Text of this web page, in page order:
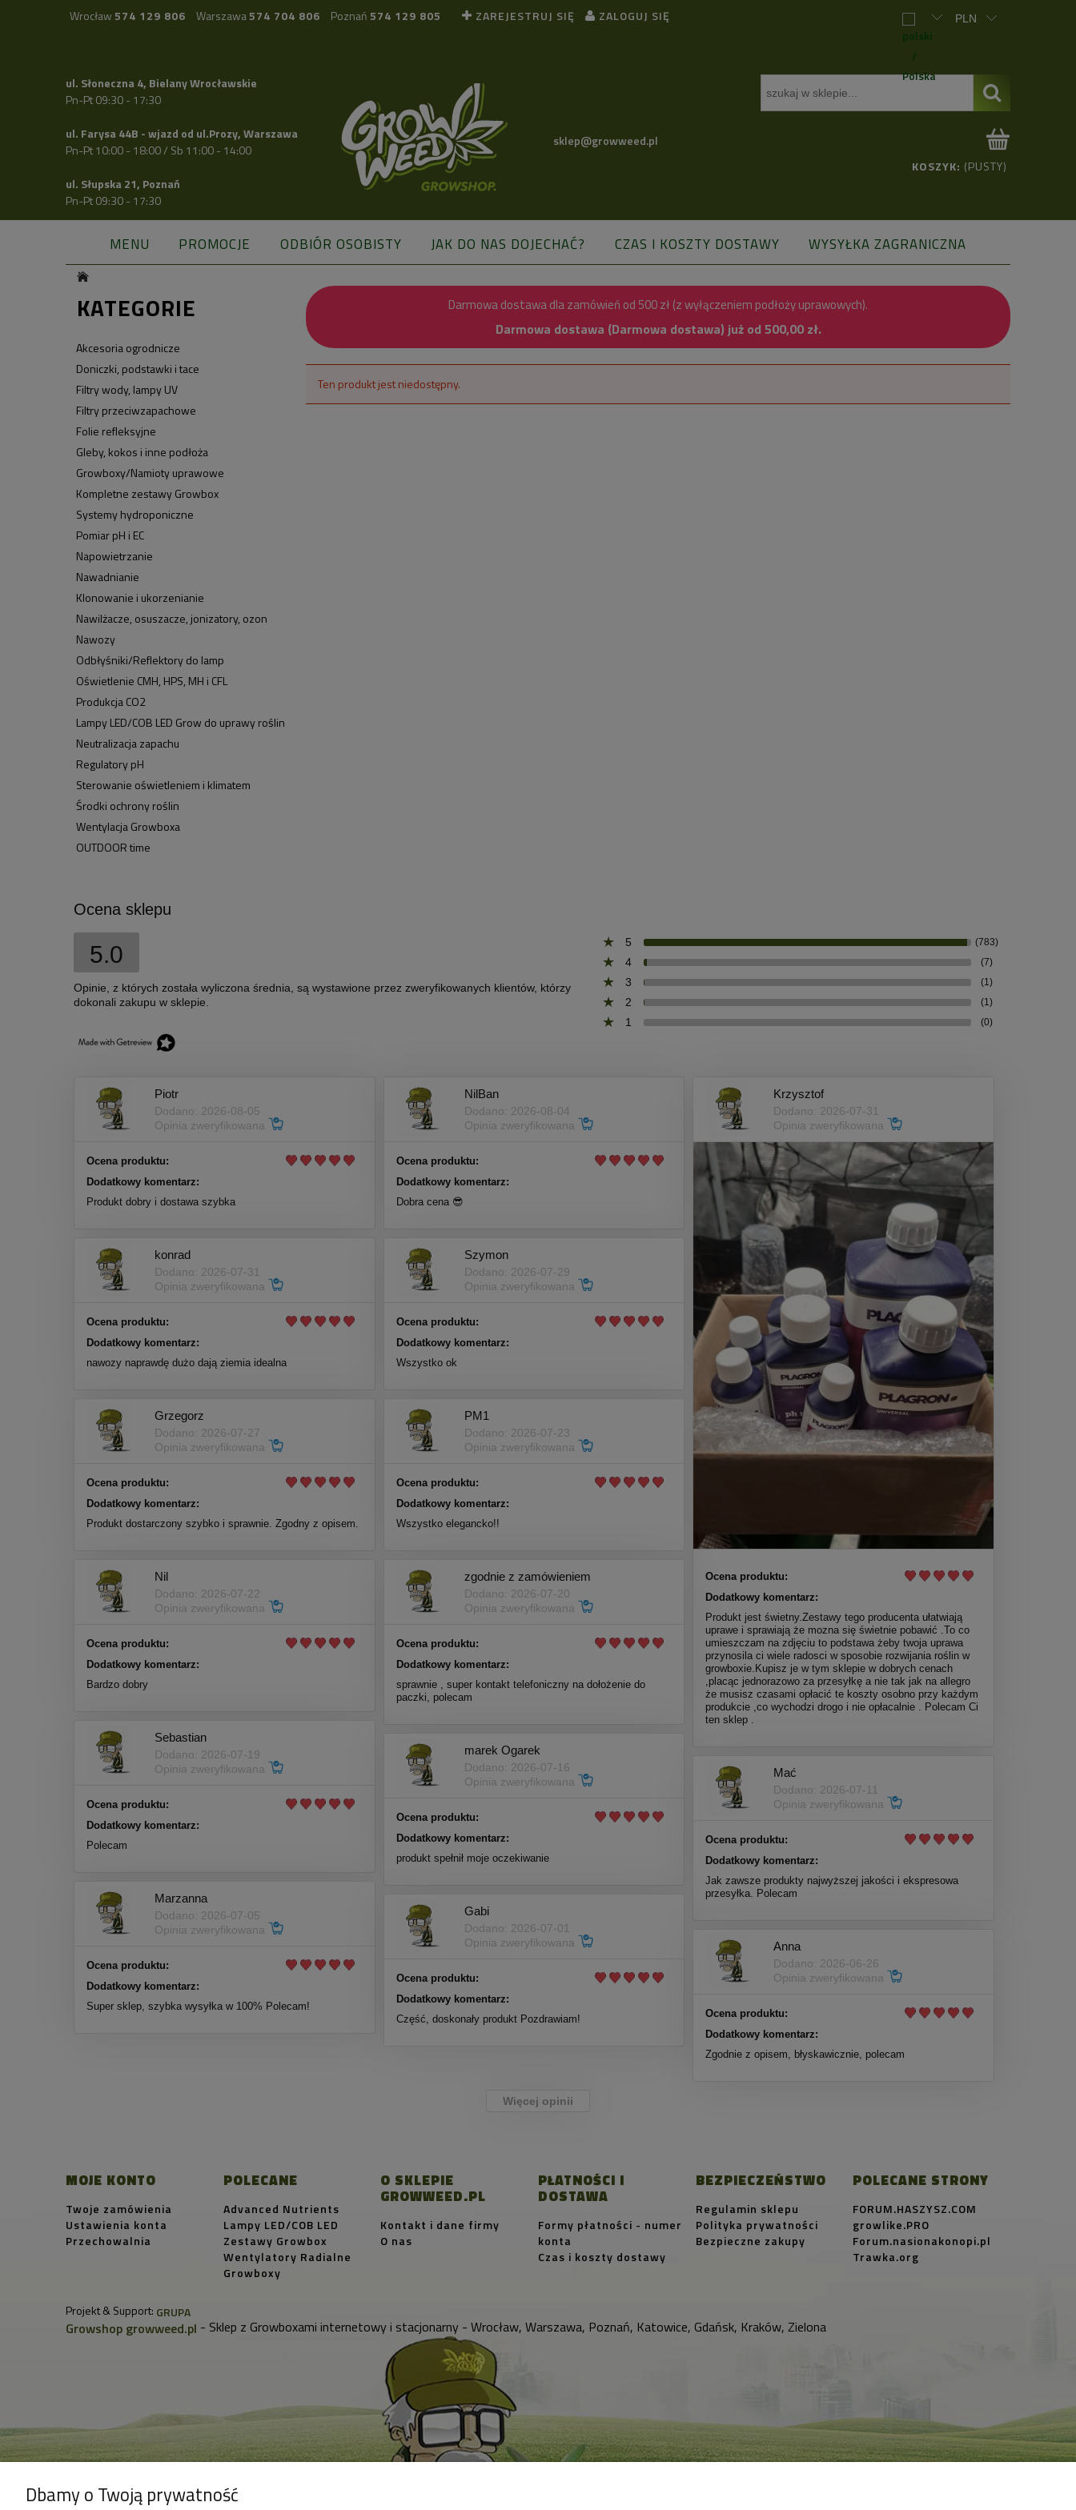
Wrocław 574 129 806 Warszawa574 704 806 Poznań 574 129 805 ZAREJESTRUJ SIĘ ZALOGUJ SIĘ
ul. Słoneczna 4, Bielany Wrocławskie
Pn-Pt 09:30 - 17:30
ul. Farysa 44B - wjazd od ul.Prozy, Warszawa
Pn-Pt 10:00 - 18:00 / Sb 11:00 - 14:00
ul. Słupska 21, Poznań
Pn-Pt 09:30 - 17:30
sklep@growweed.pl
KOSZYK: (PUSTY)
MENU PROMOCJE ODBIÓR OSOBISTY JAK DO NAS DOJECHAĆ? CZAS I KOSZTY DOSTAWY
WYSYŁKA ZAGRANICZNA
BLOG
KATEGORIE
Akcesoria ogrodnicze
Doniczki, podstawki i tace
Filtry wody, lampy UV
Filtry przeciwzapachowe
Folie refleksyjne
Gleby, kokos i inne podłoża
Growboxy/Namioty uprawowe
Kompletne zestawy Growbox
Systemy hydroponiczne
Pomiar pH i EC
Napowietrzanie
Nawadnianie
Klonowanie i ukorzenianie
Nawilżacze, osuszacze, jonizatory, ozon
Nawozy
Odbłyśniki/Reflektory do lamp
Oświetlenie CMH, HPS, MH i CFL
Produkcja CO2
Lampy LED/COB LED Grow do uprawy roślin
Neutralizacja zapachu
Regulatory pH
Sterowanie oświetleniem i klimatem
Środki ochrony roślin
Wentylacja Growboxa
OUTDOOR time
Darmowa dostawa dla zamówień od 500 zł (z wyłączeniem podłoży uprawowych).
Darmowa dostawa (Darmowa dostawa) już od 500,00 zł.
Ten produkt jest niedostępny.
Ocena sklepu
5.0
Opinie, z których została wyliczona średnia, są wystawione przez zweryfikowanych klientów, którzy
dokonali zakupu w sklepie.
5 (783)
4 (7)
3 (1)
2 (1)
1 (0)
Piotr
Dodano: 2026-08-05
Opinia zweryfikowana
Ocena produktu:
Dodatkowy komentarz:
Produkt dobry i dostawa szybka
NilBan
Dodano: 2026-08-04
Opinia zweryfikowana
Ocena produktu:
Dodatkowy komentarz:
Dobra cena 😎
Krzysztof
Dodano: 2026-07-31
Opinia zweryfikowana
Ocena produktu:
Dodatkowy komentarz:
Produkt jest świetny.Zestawy tego producenta ułatwiają
uprawe i sprawiają że mozna się świetnie pobawić .To co
umieszczam na zdjęciu to podstawa żeby twoja uprawa
przynosila ci wiele radosci w sposobie rozwijania roślin w
growboxie.Kupisz je w tym sklepie w dobrych cenach
,placąc jednorazowo za przesyłkę a nie tak jak na allegro
że musisz czasami opłacić te koszty osobno przy każdym
produkcie ,co wychodzi drogo i nie opłacalnie . Polecam Ci
ten sklep .
konrad
Dodano: 2026-07-31
Opinia zweryfikowana
Ocena produktu:
Dodatkowy komentarz:
nawozy naprawdę dużo dają ziemia idealna
Szymon
Dodano: 2026-07-29
Opinia zweryfikowana
Ocena produktu:
Dodatkowy komentarz:
Wszystko ok
Grzegorz
Dodano: 2026-07-27
Opinia zweryfikowana
Ocena produktu:
Dodatkowy komentarz:
Produkt dostarczony szybko i sprawnie. Zgodny z opisem.
PM1
Dodano: 2026-07-23
Opinia zweryfikowana
Ocena produktu:
Dodatkowy komentarz:
Wszystko elegancko!!
Nil
Dodano: 2026-07-22
Opinia zweryfikowana
Ocena produktu:
Dodatkowy komentarz:
Bardzo dobry
zgodnie z zamówieniem
Dodano: 2026-07-20
Opinia zweryfikowana
Ocena produktu:
Dodatkowy komentarz:
sprawnie , super kontakt telefoniczny na dołożenie do
paczki, polecam
Sebastian
Dodano: 2026-07-19
Opinia zweryfikowana
Ocena produktu:
Dodatkowy komentarz:
Polecam
marek Ogarek
Dodano: 2026-07-16
Opinia zweryfikowana
Ocena produktu:
Dodatkowy komentarz:
produkt spełnił moje oczekiwanie
Mać
Dodano: 2026-07-11
Opinia zweryfikowana
Ocena produktu:
Dodatkowy komentarz:
Jak zawsze produkty najwyższej jakości i ekspresowa
przesyłka. Polecam
Marzanna
Dodano: 2026-07-05
Opinia zweryfikowana
Ocena produktu:
Dodatkowy komentarz:
Super sklep, szybka wysyłka w 100% Polecam!
Gabi
Dodano: 2026-07-01
Opinia zweryfikowana
Ocena produktu:
Dodatkowy komentarz:
Część, doskonały produkt Pozdrawiam!
Anna
Dodano: 2026-06-26
Opinia zweryfikowana
Ocena produktu:
Dodatkowy komentarz:
Zgodnie z opisem, błyskawicznie, polecam
Więcej opinii
MOJE KONTO
Twoje zamówienia
Ustawienia konta
Przechowalnia
POLECANE
Advanced Nutrients
Lampy LED/COB LED
Zestawy Growbox
Wentylatory Radialne
Growboxy
O SKLEPIE
GROWWEED.PL
Kontakt i dane firmy
O nas
PŁATNOŚCI I
DOSTAWA
Formy płatności - numer
konta
Czas i koszty dostawy
BEZPIECZEŃSTWO
Regulamin sklepu
Polityka prywatności
Bezpieczne zakupy
POLECANE STRONY
FORUM.HASZYSZ.COM
growlike.PRO
Forum.nasionakonopi.pl
Trawka.org
Projekt & Support: GRUPA
Growshop growweed.pl - Sklep z Growboxami internetowy i stacjonarny - Wrocław, Warszawa, Poznań, Katowice, Gdańsk, Kraków, Zielona
Dbamy o Twoją prywatność